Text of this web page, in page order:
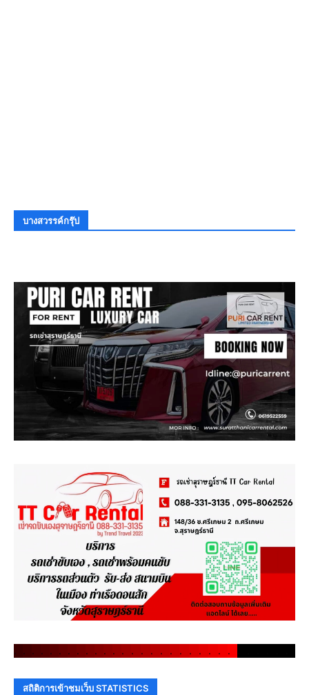
บางสวรรค์กรุ๊ป
. . . . . . . . . . . . . . . . . . . . . . . .
สถิติการเข้าชมเว็บ STATISTICS